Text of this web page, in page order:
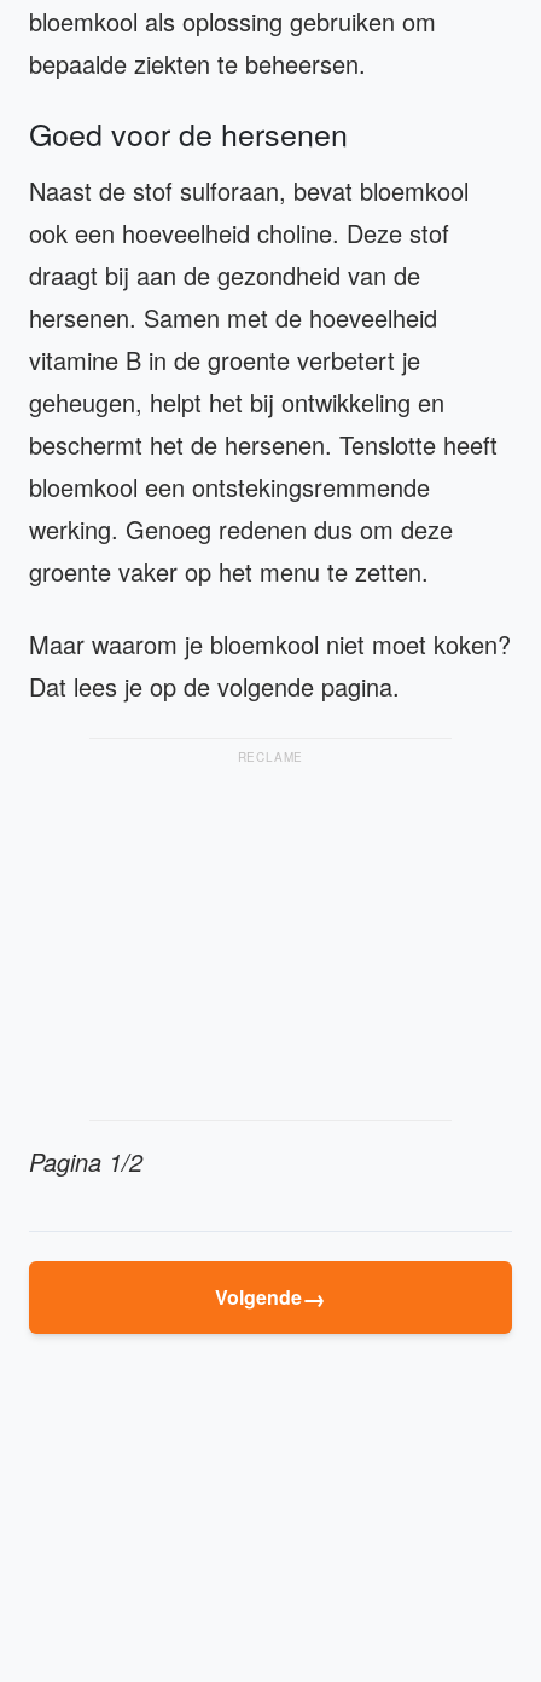
bloemkool als oplossing gebruiken om
bepaalde ziekten te beheersen.
Goed voor de hersenen
Naast de stof sulforaan, bevat bloemkool
ook een hoeveelheid choline. Deze stof
draagt bij aan de gezondheid van de
hersenen. Samen met de hoeveelheid
vitamine B in de groente verbetert je
geheugen, helpt het bij ontwikkeling en
beschermt het de hersenen. Tenslotte heeft
bloemkool een ontstekingsremmende
werking. Genoeg redenen dus om deze
groente vaker op het menu te zetten.
Maar waarom je bloemkool niet moet koken?
Dat lees je op de volgende pagina.
RECLAME
Pagina 1/2
Volgende→